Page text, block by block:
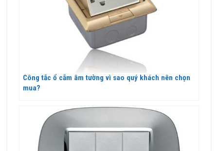
Công tắc ổ cắm âm tường vì sao quý khách nên chọn
mua?